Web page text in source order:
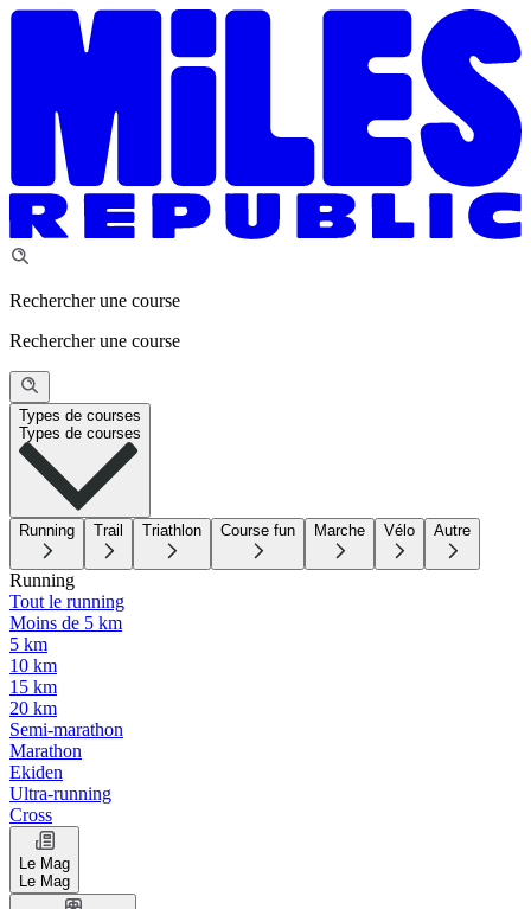
Rechercher une course
Rechercher une course
Types de courses
Types de courses
Running Trail Triathlon Course fun Marche Vélo Autre
Running
Tout le running
Moins de 5 km
5 km
10 km
15 km
20 km
Semi-marathon
Marathon
Ekiden
Ultra-running
Cross
Le Mag
Le Mag